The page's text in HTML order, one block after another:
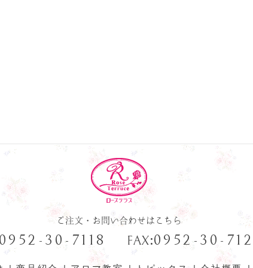
ご注文・お問い合わせはこちら
0952-30-7118 FAX:0952-30-